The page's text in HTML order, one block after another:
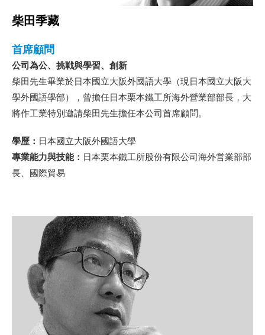
柴田季藏
首席顧問
公司為公、挑戦與學習、創新
柴田先生畢業於日本國立大阪外國語大學（現日本國立大阪大
學外國語學部），曾擔任日本栗本鐵工所海外營業部部長，大
將作工業特別邀請柴田先生擔任本公司首席顧問。
學歷： 日本國立大阪外國語大學
專業能力與技能： 日本栗本鐵工所股份有限公司海外営業部部
長、國際貿易